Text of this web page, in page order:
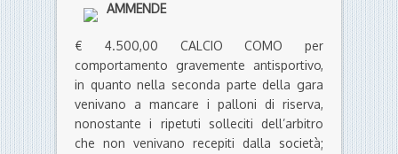
AMMENDE
€ 4.500,00 CALCIO COMO per
comportamento gravemente antisportivo,
in quanto nella seconda parte della gara
venivano a mancare i palloni di riserva,
nonostante i ripetuti solleciti dell’arbitro
che non venivano recepiti dalla società;